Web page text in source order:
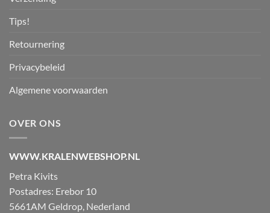
Tips!
Retournering
Privacybeleid
Algemene voorwaarden
OVER ONS
WWW.KRALENWEBSHOP.NL
Petra Kivits
Postadres: Erebor 10
5661AM Geldrop, Nederland